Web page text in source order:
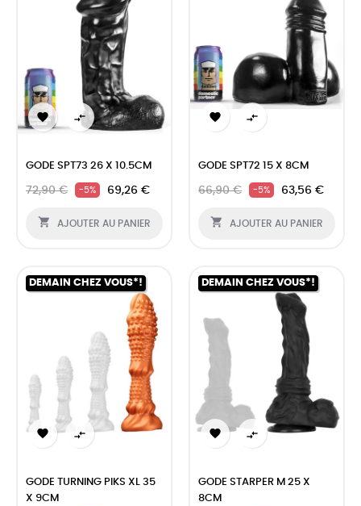
 
GODE SPT73 26 X 10.5CM
72,90 € -5% 69,26 €
 AJOUTER AU PANIER
 
GODE SPT72 15 X 8CM
66,90 € -5% 63,56 €
 AJOUTER AU PANIER
DEMAIN CHEZ VOUS*!
 
GODE TURNING PIKS XL 35
X 9CM
DEMAIN CHEZ VOUS*!
 
GODE STARPER M 25 X
8CM